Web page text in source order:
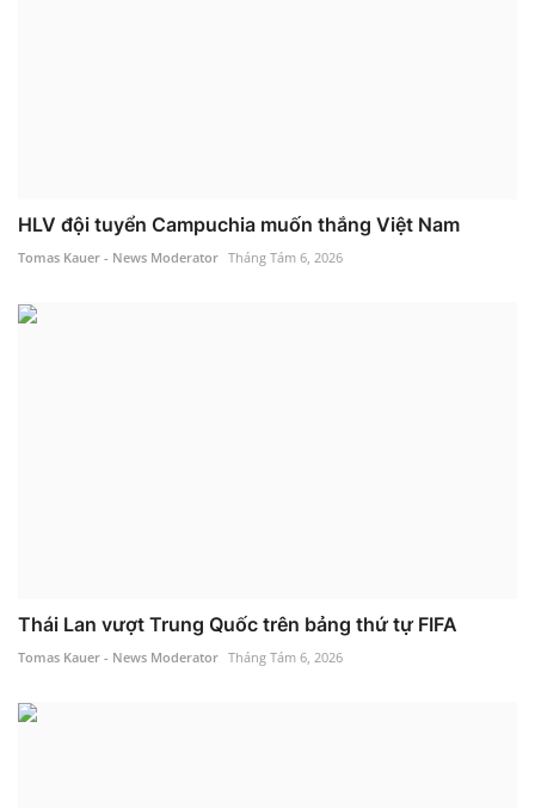
HLV đội tuyển Campuchia muốn thắng Việt Nam
Tomas Kauer - News Moderator Tháng Tám 6, 2026
Thái Lan vượt Trung Quốc trên bảng thứ tự FIFA
Tomas Kauer - News Moderator Tháng Tám 6, 2026